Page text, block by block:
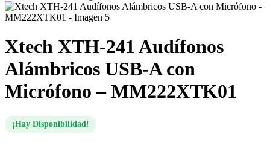
Xtech XTH-241 Audífonos
Alámbricos USB-A con
Micrófono – MM222XTK01
¡Hay Disponibilidad!